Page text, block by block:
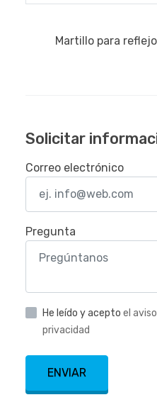
Martillo para
Solicitar
Correo electrónico
Pregunta
He leído y acepto el
privacidad
ENVIAR